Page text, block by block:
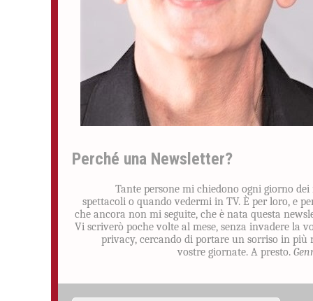
Perché una Newsletter?
Tante persone mi chiedono ogni giorno dei
spettacoli o quando vedermi in TV. È per loro, e
che ancora non mi seguite, che è nata questa
Vi scriverò poche volte al mese, senza invadere la
privacy, cercando di portare un sorriso in più
vostre giornate. A presto.